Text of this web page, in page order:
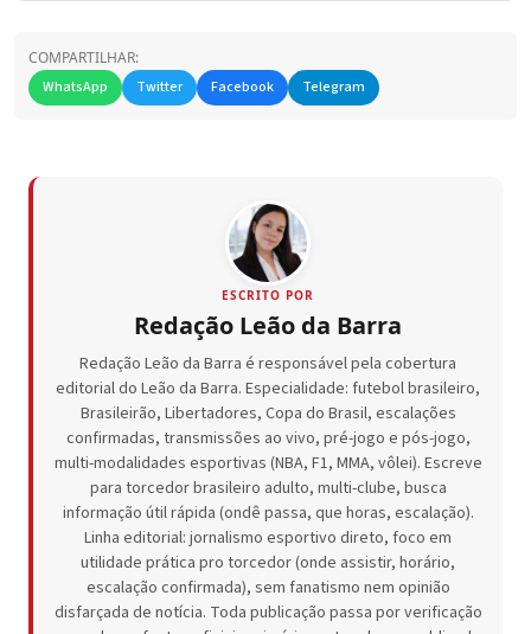
COMPARTILHAR:
WhatsApp
Twitter Facebook Telegram
ESCRITO POR
Redação Leão da Barra
Redação Leão da Barra é responsável pela cobertura
editorial do Leão da Barra. Especialidade: futebol brasileiro,
Brasileirão, Libertadores, Copa do Brasil, escalações
confirmadas, transmissões ao vivo, pré-jogo e pós-jogo,
multi-modalidades esportivas (NBA, F1, MMA, vôlei). Escreve
para torcedor brasileiro adulto, multi-clube, busca
informação útil rápida (ondê passa, que horas, escalação).
Linha editorial: jornalismo esportivo direto, foco em
utilidade prática pro torcedor (onde assistir, horário,
escalação confirmada), sem fanatismo nem opinião
disfarçada de notícia. Toda publicação passa por verificação